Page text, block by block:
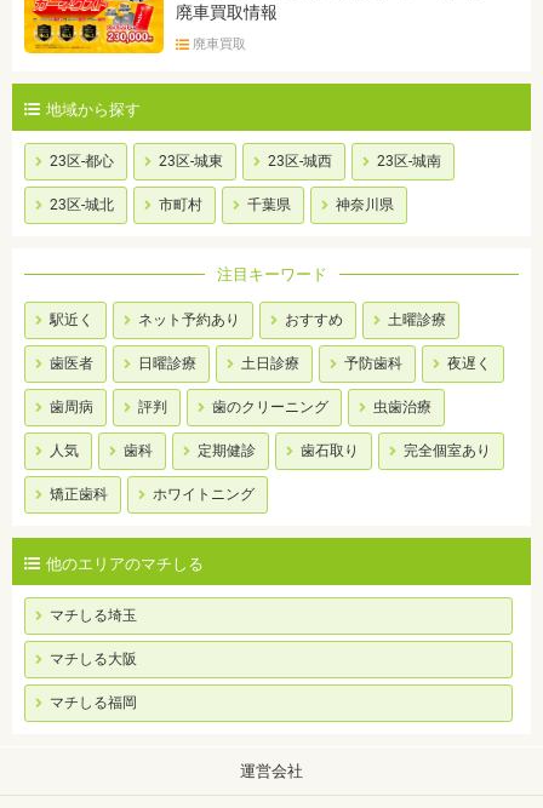
廃車買取情報
廃車買取
地域から探す
23区-都心 23区-城東 23区-城西 23区-城南
23区-城北 市町村 千葉県 神奈川県
注目キーワード
駅近く ネット予約あり おすすめ 土曜診療
歯医者 日曜診療 土日診療 予防歯科 夜遅く
歯周病 評判 歯のクリーニング 虫歯治療
人気 歯科 定期健診 歯石取り 完全個室あり
矯正歯科 ホワイトニング
他のエリアのマチしる
マチしる埼玉
マチしる大阪
マチしる福岡
運営会社